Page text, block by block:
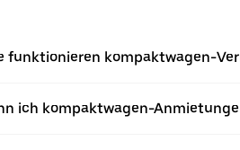
funktionieren kompaktwagen-
ich kompaktwagen-